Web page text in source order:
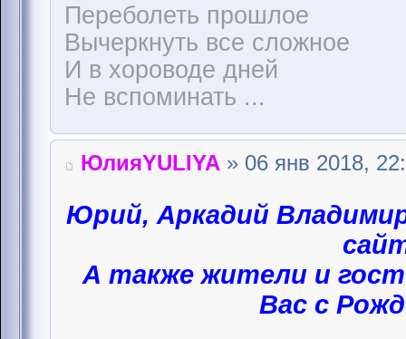
Переболеть прошлое
Вычеркнуть все сложное
И в хороводе дней
Не вспоминать ...
ЮлияYULIYA » 06 янв 2018,
Юрий, Аркадий
А также жители и
Вас с